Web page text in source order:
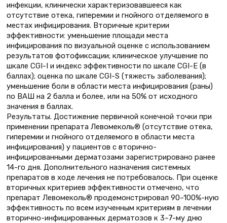
инфекции, клинически характеризовавшееся как
отсутствие отека, гиперемии и гнойного отделяемого в
местах инфицирования. Вторичные критерии
эффективности: уменьшение площади места
инфицирования по визуальной оценке с использованием
результатов фотофиксации; клиническое улучшение по
шкале CGI-I и индекс эффективности по шкале CGI-E (в
баллах); оценка по шкале CGI-S (тяжесть заболевания);
уменьшение боли в области места инфицирования (раны)
по ВАШ на 2 балла и более, или на 50% от исходного
значения в баллах.
Результаты. Достижение первичной конечной точки при
применении препарата Левомеколь® (отсутствие отека,
гиперемии и гнойного отделяемого в области места
инфицирования) у пациентов с вторично-
инфицированными дерматозами зарегистрировано ранее
14-го дня. Дополнительного назначения системных
препаратов в ходе лечения не потребовалось. При оценке
вторичных критериев эффективности отмечено, что
препарат Левомеколь® продемонстрировал 90–100%-ную
эффективность по всем изученным критериям в лечении
вторично-инфицированных дерматозов к 3–7-му дню